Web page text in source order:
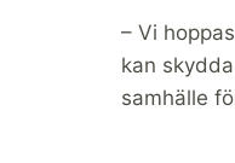
– Vi
kan
samhälle